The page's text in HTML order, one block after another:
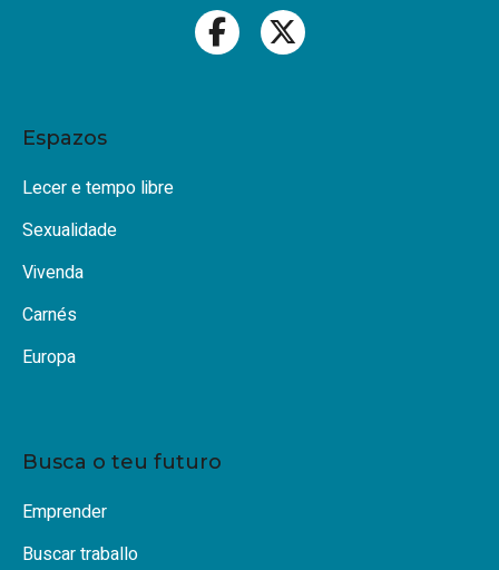
Espazos
Lecer e tempo libre
Sexualidade
Vivenda
Carnés
Europa
Busca o teu futuro
Emprender
Buscar traballo